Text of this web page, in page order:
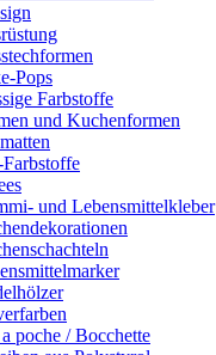
Pops
Farbstoffe
und Kuchenformen
und Lebensmittelkleber
a poche / Bocchette